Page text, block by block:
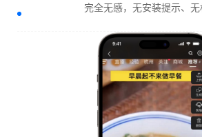
完全无感，无安装提示、